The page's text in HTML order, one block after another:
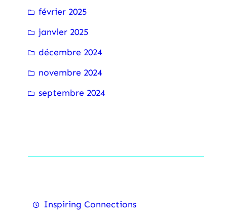
février 2025
janvier 2025
décembre 2024
novembre 2024
septembre 2024
Inspiring Connections